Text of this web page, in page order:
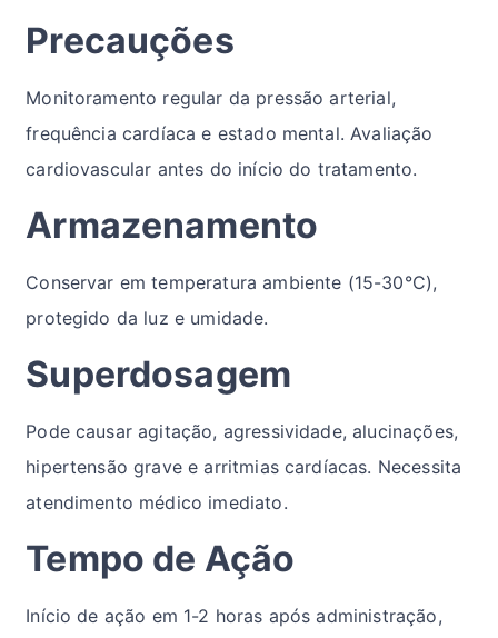
Precauções
Monitoramento regular da pressão arterial,
frequência cardíaca e estado mental. Avaliação
cardiovascular antes do início do tratamento.
Armazenamento
Conservar em temperatura ambiente (15-30°C),
protegido da luz e umidade.
Superdosagem
Pode causar agitação, agressividade, alucinações,
hipertensão grave e arritmias cardíacas. Necessita
atendimento médico imediato.
Tempo de Ação
Início de ação em 1-2 horas após administração,